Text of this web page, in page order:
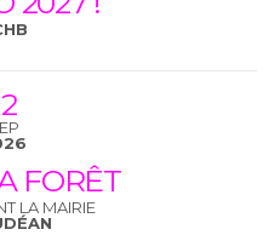
FORÊT
LA MAIRIE